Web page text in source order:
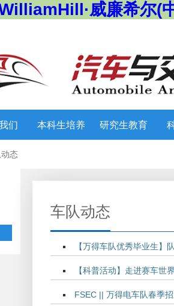
威廉希尔(
们 本科生培养 研究生教育
态
车队动态
【万得车队优秀毕业生
【科普活动】走进赛车世
FSEC || 万得电车队春季